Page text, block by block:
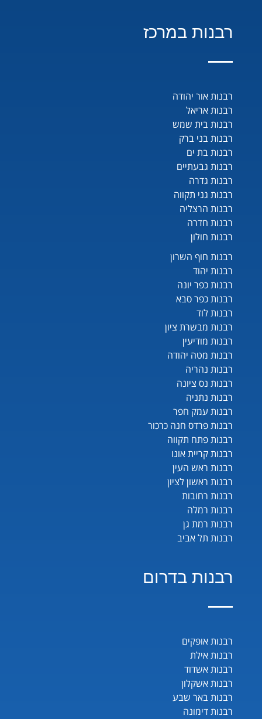
רבנות במרכז
רבנות אור יהודה
רבנות אריאל
רבנות בית שמש
רבנות בני ברק
רבנות בת ים
רבנות גבעתיים
רבנות גדרה
רבנות גני תקווה
רבנות הרצליה
רבנות חדרה
רבנות חולון
רבנות חוף השרון
רבנות יהוד
רבנות כפר יונה
רבנות כפר סבא
רבנות לוד
רבנות מבשרת ציון
רבנות מודיעין
רבנות מטה יהודה
רבנות נהריה
רבנות נס ציונה
רבנות נתניה
רבנות עמק חפר
רבנות פרדס חנה כרכור
רבנות פתח תקווה
רבנות קריית אונו
רבנות ראש העין
רבנות ראשון לציון
רבנות רחובות
רבנות רמלה
רבנות רמת גן
רבנות תל אביב
רבנות בדרום
רבנות אופקים
רבנות אילת
רבנות אשדוד
רבנות אשקלון
רבנות באר שבע
רבנות דימונה